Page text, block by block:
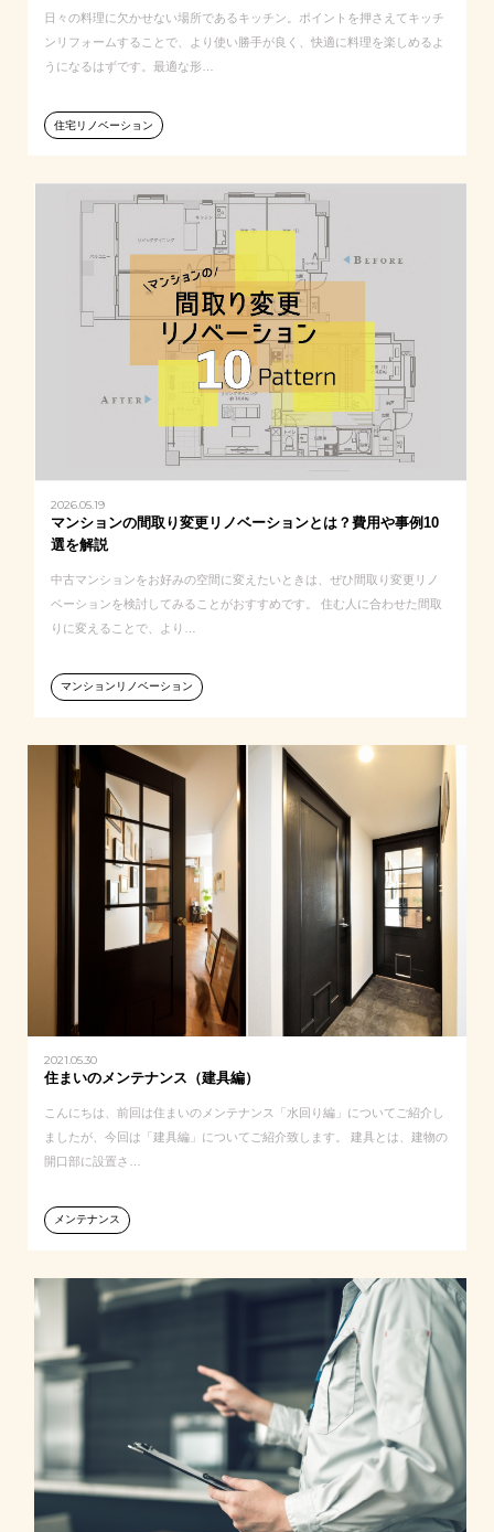
日々の料理に欠かせない場所であるキッチン。ポイントを押さえてキッチ
ンリフォームすることで、より使い勝手が良く、快適に料理を楽しめるよ
うになるはずです。最適な形…
住宅リノベーション
2026.05.19
マンションの間取り変更リノベーションとは？費用や事例10
選を解説
中古マンションをお好みの空間に変えたいときは、ぜひ間取り変更リノ
ベーションを検討してみることがおすすめです。 住む人に合わせた間取
りに変えることで、より…
マンションリノベーション
2021.05.30
住まいのメンテナンス（建具編）
こんにちは、前回は住まいのメンテナンス「水回り編」についてご紹介し
ましたが、今回は「建具編」についてご紹介致します。 建具とは、建物の
開口部に設置さ…
メンテナンス